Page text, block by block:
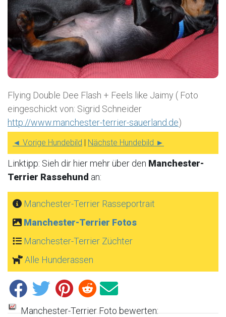
Flying Double Dee Flash + Feels like Jaimy ( Foto
eingeschickt von: Sigrid Schneider
http://www.manchester-terrier-sauerland.de)
◄ Vorige Hundebild | Nächste Hundebild ►
Linktipp: Sieh dir hier mehr über den Manchester-
Terrier Rassehund an:
Manchester-Terrier Rasseportrait
Manchester-Terrier Fotos
Manchester-Terrier Züchter
Alle Hunderassen
Manchester-Terrier Foto bewerten: